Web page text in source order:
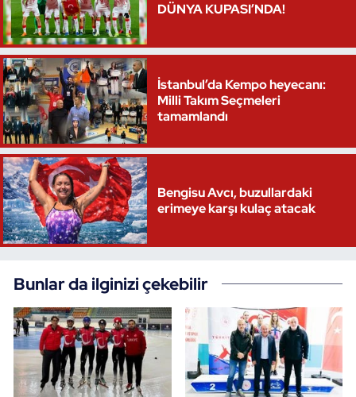
DÜNYA KUPASI’NDA!
İstanbul’da Kempo heyecanı:
Milli Takım Seçmeleri
tamamlandı
Bengisu Avcı, buzullardaki
erimeye karşı kulaç atacak
Bunlar da ilginizi çekebilir
Oryantiring
Özel Sporcular
Paralimpik
Ragbi
Satranç
Su Topu
Tekvando
Tenis
Triatlon